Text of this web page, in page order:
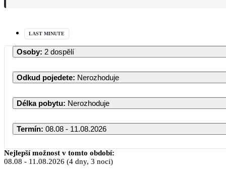
LAST MINUTE
Osoby: 2 dospělí
Odkud pojedete: Nerozhoduje
Délka pobytu: Nerozhoduje
Termín: 08.08 - 11.08.2026
Srpen 2026
Nejlepší možnost v tomto období:
08.08 - 11.08.2026 (4 dny, 3 noci)